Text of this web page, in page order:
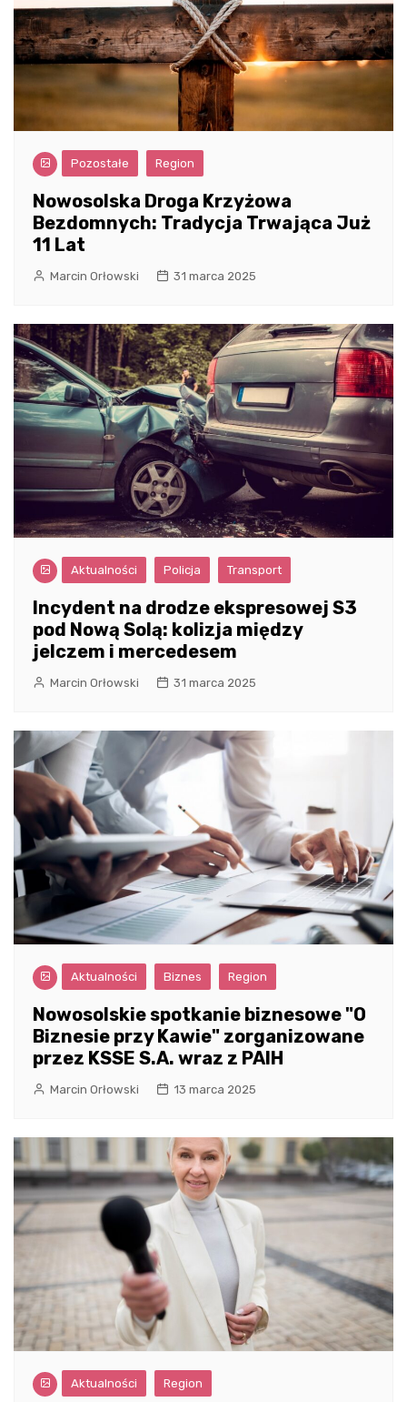
Pozostałe Region
Nowosolska Droga Krzyżowa
Bezdomnych: Tradycja Trwająca Już
11 Lat
Marcin Orłowski 31 marca 2025
Aktualności Policja Transport
Incydent na drodze ekspresowej S3
pod Nową Solą: kolizja między
jelczem i mercedesem
Marcin Orłowski 31 marca 2025
Aktualności Biznes Region
Nowosolskie spotkanie biznesowe "O
Biznesie przy Kawie" zorganizowane
przez KSSE S.A. wraz z PAIH
Marcin Orłowski 13 marca 2025
Aktualności Region